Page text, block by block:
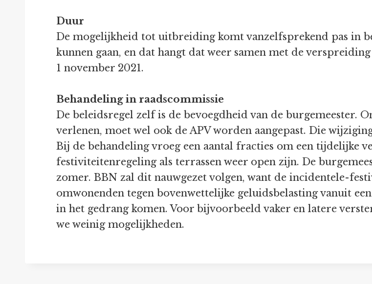
Duur
De mogelijkheid tot uitbreiding komt vanzelfsprekend pas in
kunnen gaan, en dat hangt dat weer samen met de
1 november 2021.
Behandeling in raadscommissie
De beleidsregel zelf is de bevoegdheid van de burgemeester.
verlenen, moet wel ook de APV worden aangepast. Die
Bij de behandeling vroeg een aantal fracties om een tijdelijke
festiviteitenregeling als terrassen weer open zijn. De
zomer. BBN zal dit nauwgezet volgen, want de incidentele-
omwonenden tegen bovenwettelijke geluidsbelasting vanuit
in het gedrang komen. Voor bijvoorbeeld vaker en latere
we weinig mogelijkheden.